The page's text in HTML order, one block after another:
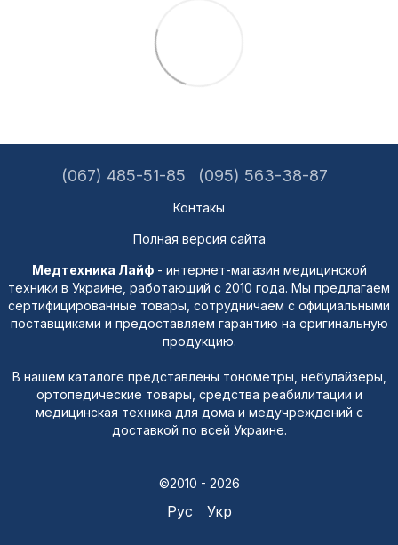
(067) 485-51-85 (095) 563-38-87
Контакы
Полная версия сайта
Медтехника Лайф- интернет-магазин медицинской
техники в Украине, работающий с 2010 года. Мы предлагаем
сертифицированные товары, сотрудничаем с официальными
поставщиками и предоставляем гарантию на оригинальную
продукцию.
В нашем каталоге представлены тонометры, небулайзеры,
ортопедические товары, средства реабилитации и
медицинская техника для дома и медучреждений с
доставкой по всей Украине.
©2010 - 2026
Рус Укр